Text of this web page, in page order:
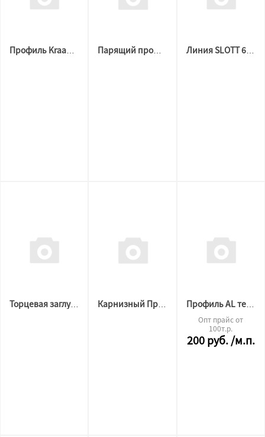
Парящий профиль для натяжных потолков SLOTT VILLAR mini 2.0 черный Линия SLOTT 60 черная
Торцевая заглушка SLOTT LINE черная Профиль AL теневой стеновой 2,0м черный ( надпись)
Опт прайс от
100т.р.
200руб./м.п.